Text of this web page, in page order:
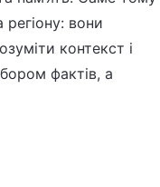
вони
контекст і
фактів, а